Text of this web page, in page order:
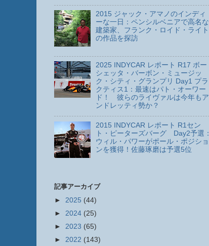
2015 ジャック・アマノのインディ
ーな一日：ペンシルベニアで高名な
建築家、フランク・ロイド・ライト
の作品を探訪
2025 INDYCAR レポート R17 ボー
シェッタ・バーボン・ミュージッ
ク・シティ・グランプリ Day1 プラ
クティス1：最速はパト・オーワー
ド！ 彼らのライヴァルは今年もア
ンドレッティ勢か？
2015 INDYCAR レポート R1セン
ト・ピーターズバーグ Day2予選：
ウィル・パワーがポール・ポジショ
ンを獲得！佐藤琢磨は予選5位
記事アーカイブ
► 2025 (44)
► 2024 (25)
► 2023 (65)
► 2022 (143)